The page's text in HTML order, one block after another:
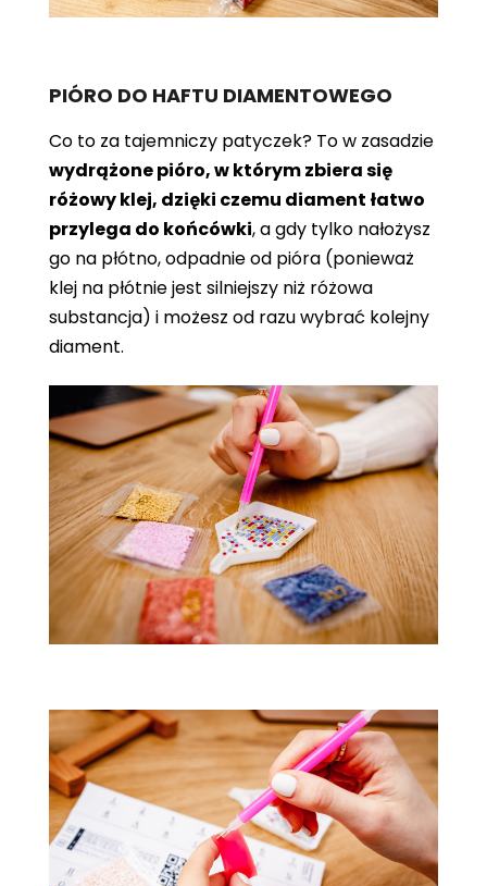
PIÓRO DO HAFTU DIAMENTOWEGO
Co to za tajemniczy patyczek? To w zasadzie
wydrążone pióro, w którym zbiera się
różowy klej, dzięki czemu diament łatwo
przylega do końcówki, a gdy tylko nałożysz
go na płótno, odpadnie od pióra (ponieważ
klej na płótnie jest silniejszy niż różowa
substancja) i możesz od razu wybrać kolejny
diament.